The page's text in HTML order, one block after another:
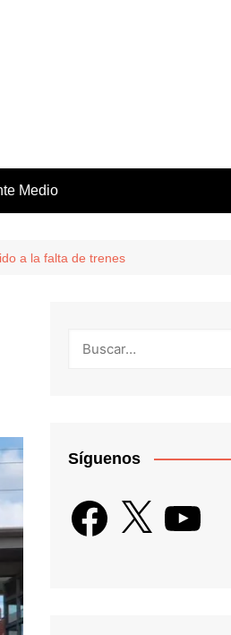
Medio
a la falta de trenes
Síguenos
Facebook
X YouTube